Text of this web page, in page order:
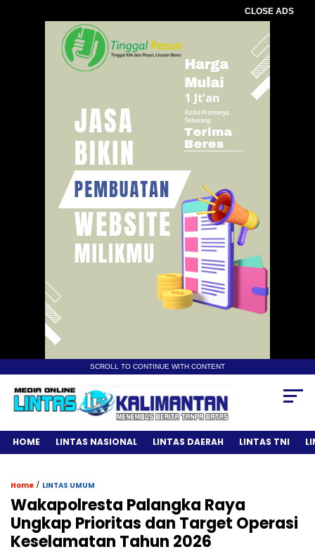
CLOSE ADS
SCROLL TO CONTINUE WITH CONTENT
HOME LINTAS NASIONAL LINTAS DAERAH LINTAS TNI
Home / LINTAS UMUM
Wakapolresta Palangka Raya
Ungkap Prioritas dan Target Operasi
Keselamatan Tahun 2026